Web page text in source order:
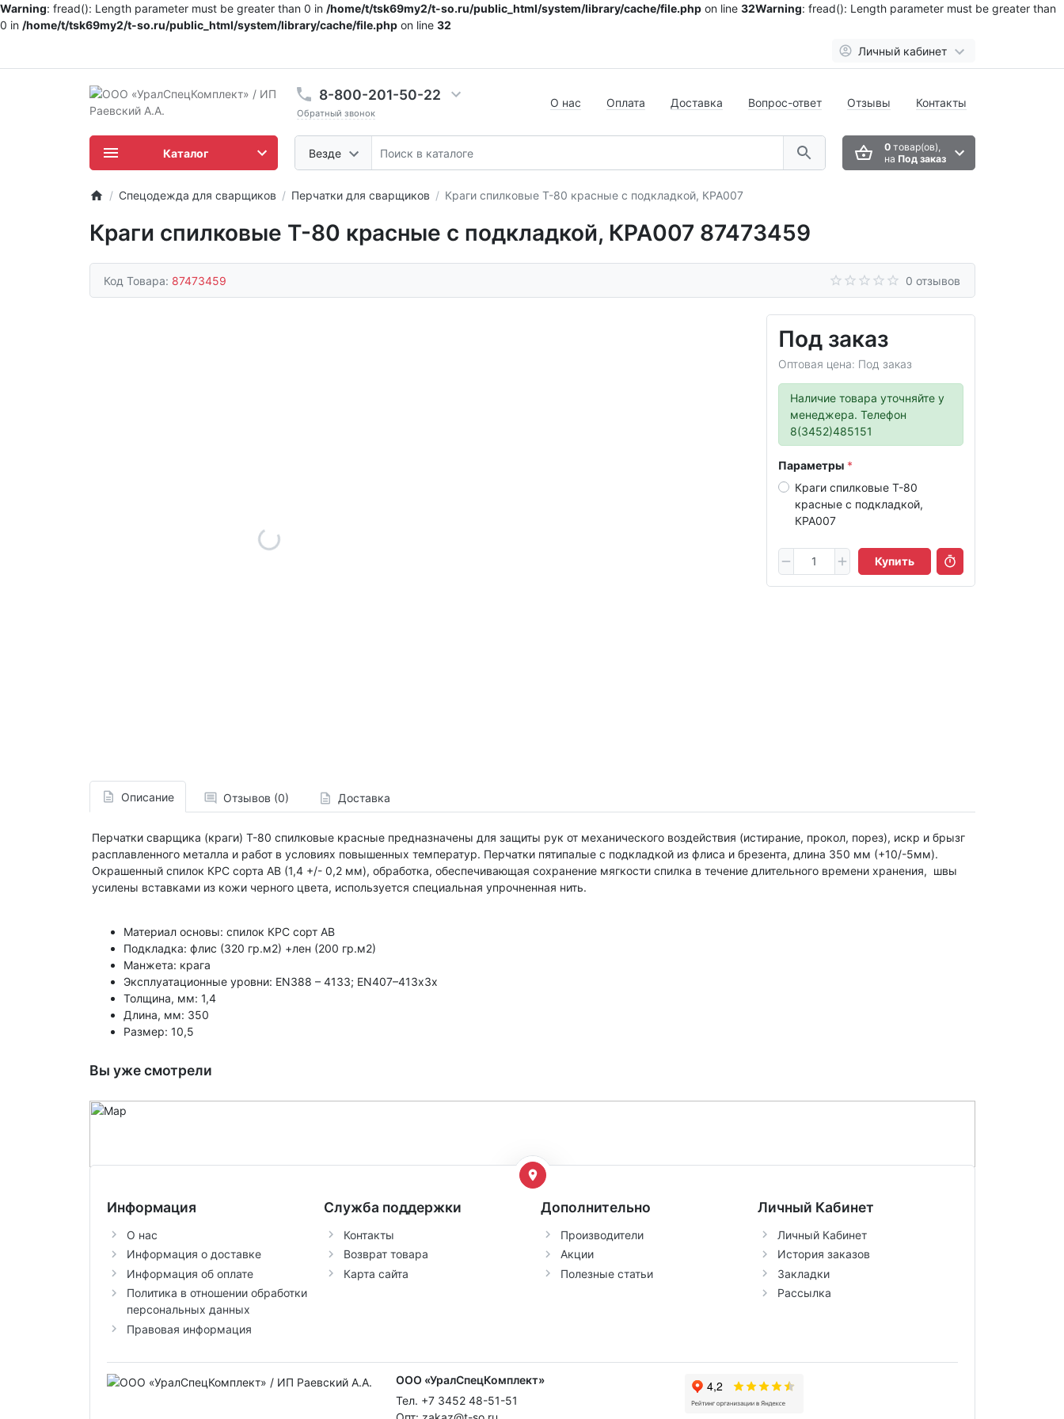
Warning: fread(): Length parameter must be greater than 0 in /home/t/tsk69my2/t-so.ru/public_html/system/library/cache/file.php on line 32Warning: fread(): Length parameter must be greater than
0 in /home/t/tsk69my2/t-so.ru/public_html/system/library/cache/file.php on line 32
Личный кабинет
8-800-201-50-22
Обратный звонок
Везде
О нас Оплата Доставка Вопрос-ответ Отзывы Контакты
0товар(ов),
на Под заказ
Каталог
Спецодежда для сварщиков Перчатки для сварщиков Краги спилковые Т-80 красные с подкладкой, КРА007
Краги спилковые Т-80 красные с подкладкой, КРА007 87473459
Код Товара: 87473459 0 отзывов
Под заказ
Оптовая цена: Под заказ
Наличие товара уточняйте у
менеджера. Телефон
8(3452)485151
Параметры
Краги спилковые Т-80
красные с подкладкой,
КРА007
Купить
Описание Отзывов (0) Доставка
Перчатки сварщика (краги) Т-80 спилковые красные предназначены для защиты рук от механического воздействия (истирание, прокол, порез), искр и брызг
расплавленного металла и работ в условиях повышенных температур. Перчатки пятипалые с подкладкой из флиса и брезента, длина 350 мм (+10/-5мм).
Окрашенный спилок КРС сорта АВ (1,4 +/- 0,2 мм), обработка, обеспечивающая сохранение мягкости спилка в течение длительного времени хранения, швы
усилены вставками из кожи черного цвета, используется специальная упрочненная нить.
Материал основы: спилок КРС сорт АВ
Подкладка: флис (320 гр.м2) +лен (200 гр.м2)
Манжета: крага
Эксплуатационные уровни: EN388 – 4133; EN407–413х3х
Толщина, мм: 1,4
Длина, мм: 350
Размер: 10,5
Вы уже смотрели
Информация
О нас
Информация о доставке
Информация об оплате
Политика в отношении обработки
персональных данных
Правовая информация
Служба поддержки
Контакты
Возврат товара
Карта сайта
Дополнительно
Производители
Акции
Полезные статьи
Личный Кабинет
Личный Кабинет
История заказов
Закладки
Рассылка
ООО «УралСпецКомплект»
Тел. +7 3452 48-51-51